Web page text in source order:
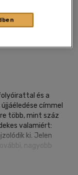
|puhatáblás,
és a
címmel
több, mint száz
valamiért:
ki. Jelen
nagyobb
ország
hogy hírt